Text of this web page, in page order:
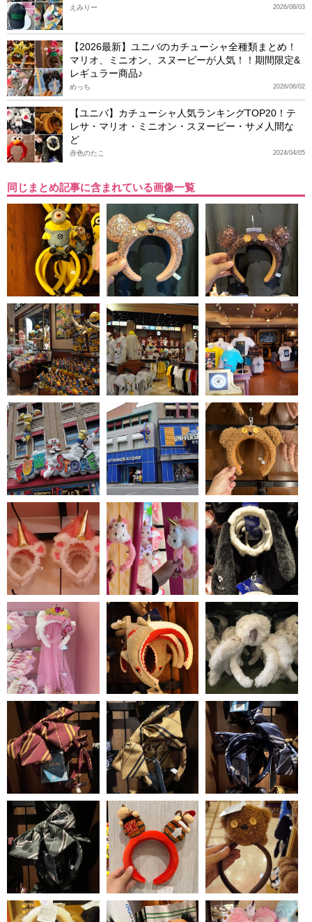
2026/08/03
えみりー
【2026最新】ユニバのカチューシャ全種類まとめ！
マリオ、ミニオン、スヌーピーが人気！！期間限定&
レギュラー商品♪
2026/06/02
めっち
【ユニバ】カチューシャ人気ランキングTOP20！テ
レサ・マリオ・ミニオン・スヌーピー・サメ人間な
ど
2024/04/05
赤色のたこ
同じまとめ記事に含まれている画像一覧